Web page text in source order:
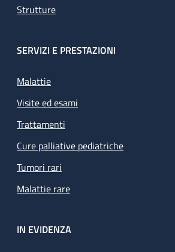
Strutture
SERVIZI E PRESTAZIONI
Malattie
Visite ed esami
Trattamenti
Cure palliative pediatriche
Tumori rari
Malattie rare
IN EVIDENZA